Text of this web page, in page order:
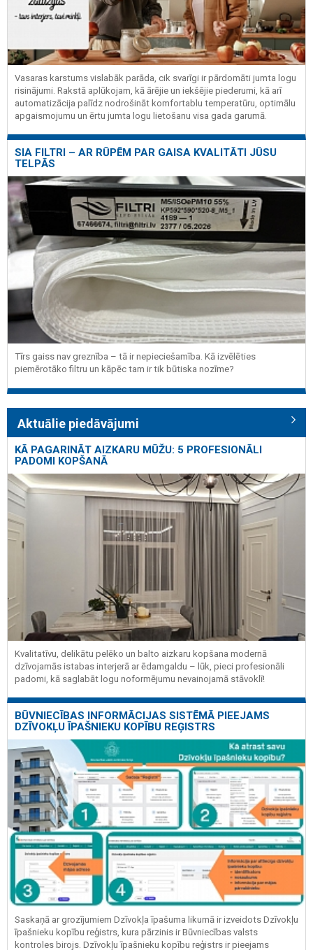
Vasaras karstums vislabāk parāda, cik svarīgi ir pārdomāti jumta logu
risinājumi. Rakstā aplūkojam, kā ārējie un iekšējie piederumi, kā arī
automatizācija palīdz nodrošināt komfortablu temperatūru, optimālu
apgaismojumu un ērtu jumta logu lietošanu visa gada garumā.
SIA FILTRI – AR RŪPĒM PAR GAISA KVALITĀTI JŪSU
TELPĀS
Tīrs gaiss nav greznība – tā ir nepieciešamība. Kā izvēlēties
piemērotāko filtru un kāpēc tam ir tik būtiska nozīme?
Aktuālie piedāvājumi
KĀ PAGARINĀT AIZKARU MŪŽU: 5 PROFESIONĀLI
PADOMI KOPŠANĀ
Kvalitatīvu, delikātu pelēko un balto aizkaru kopšana modernā
dzīvojamās istabas interjerā ar ēdamgaldu – lūk, pieci profesionāli
padomi, kā saglabāt logu noformējumu nevainojamā stāvoklī!
BŪVNIECĪBAS INFORMĀCIJAS SISTĒMĀ PIEEJAMS
DZĪVOKĻU ĪPAŠNIEKU KOPĪBU REĢISTRS
Saskaņā ar grozījumiem Dzīvokļa īpašuma likumā ir izveidots Dzīvokļu
īpašnieku kopību reģistrs, kura pārzinis ir Būvniecības valsts
kontroles birojs. Dzīvokļu īpašnieku kopību reģistrs ir pieejams